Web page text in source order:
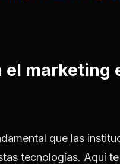
marketing
que las
tecnologías. Aquí